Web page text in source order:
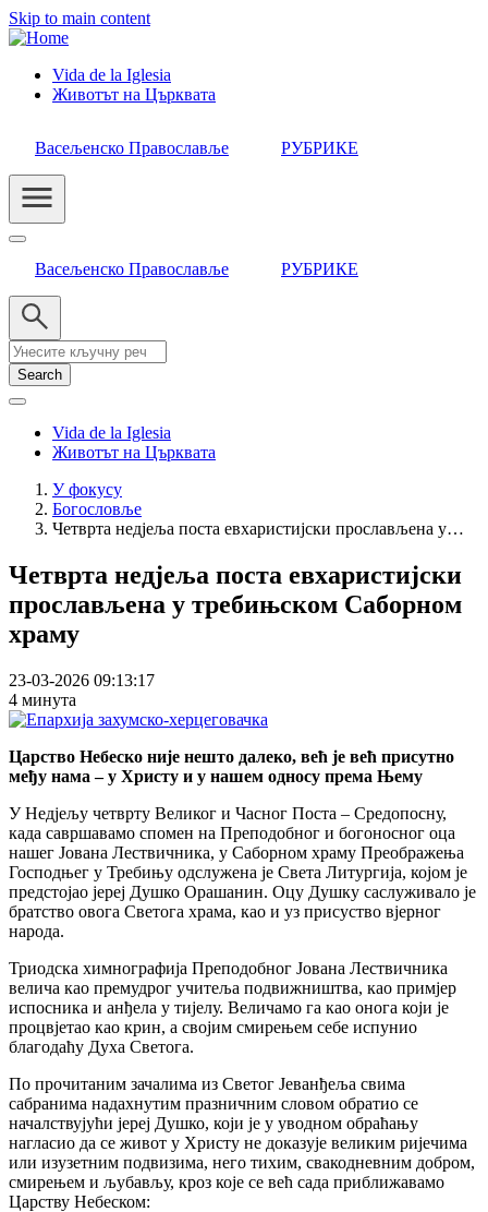
Skip to main content
Header
Menu
Vida de la Iglesia
Животът на Църквата
Васељенско Православље РУБРИКЕ
Васељенско Православље РУБРИКЕ
Search
Vida de la Iglesia
Животът на Църквата
Breadcrumb
У фокусу
Богословље
Четврта недјеља поста евхаристијски прослављена у…
Четврта недјеља поста евхаристијски
прослављена у требињском Саборном
храму
23-03-2026 09:13:17
4 минута
Царство Небеско није нешто далеко, већ је већ присутно
међу нама – у Христу и у нашем односу према Њему
У Недјељу четврту Великог и Часног Поста – Средопосну,
када савршавамо спомен на Преподобног и богоносног оца
нашег Јована Лествичника, у Саборном храму Преображења
Господњег у Требињу одслужена је Света Литургија, којом је
предстојао јереј Душко Орашанин. Оцу Душку саслуживало је
братство овога Светога храма, као и уз присуство вјерног
народа.
Триодска химнографија Преподобног Јована Лествичника
велича као премудрог учитеља подвижништва, као примјер
испосника и анђела у тијелу. Величамо га као онога који је
процвјетао као крин, а својим смирењем себе испунио
благодаћу Духа Светога.
По прочитаним зачалима из Светог Јеванђеља свима
сабранима надахнутим празничним словом обратио се
началствујући јереј Душко, који је у уводном обраћању
нагласио да се живот у Христу не доказује великим ријечима
или изузетним подвизима, него тихим, свакодневним добром,
смирењем и љубављу, кроз које се већ сада приближавамо
Царству Небеском: